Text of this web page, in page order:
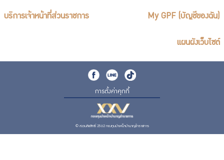
บริการเจ้าหน้าที่ส่วนราชการ My GPF (บัญชีของฉัน)
แผนผังเว็บไซต์
การตั้งค่าคุกกี้
© สงวนลิขสิทธิ์ 2562 กองทุนบำเหน็จบำนาญข้าราชการ